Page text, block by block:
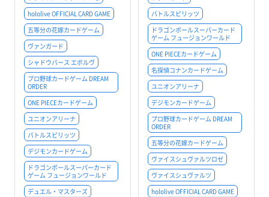
hololive OFFICIAL CARD GAME
五等分の花嫁カードゲーム
ヴァンガード
シャドウバース エボルヴ
プロ野球カードゲーム DREAM
ORDER
ONE PIECEカードゲーム
ユニオンアリーナ
バトルスピリッツ
デジモンカードゲーム
ドラゴンボールスーパーカード
ゲーム フュージョンワールド
デュエル・マスターズ
バトルスピリッツ
ドラゴンボールスーパーカード
ゲーム フュージョンワールド
ONE PIECEカードゲーム
名探偵コナンカードゲーム
ユニオンアリーナ
デジモンカードゲーム
プロ野球カードゲーム DREAM
ORDER
五等分の花嫁カードゲーム
ヴァイスシュヴァルツロゼ
ヴァイスシュヴァルツ
hololive OFFICIAL CARD GAME